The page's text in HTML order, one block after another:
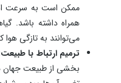
ممکن است به سرعت
همراه داشته باشد.
می‌توانند به تازگی هوا
ترمیم ارتباط با طبیعت:
بخشی از طبیعت جهان